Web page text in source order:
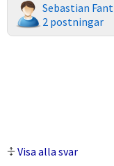
Sebastian Fant
2 postningar
Visa alla svar